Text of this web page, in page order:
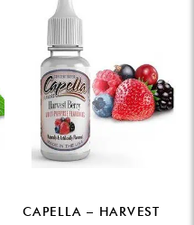
CAPELLA – HARVEST